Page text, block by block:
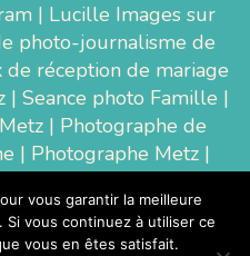
| Lucille Images sur
photo-journalisme de
de réception de mariage
| Seance photo Famille |
| Photographe de
| Photographe Metz |
Thionville|
Metz
vous garantir la meilleure
vous continuez à utiliser ce
vous en êtes satisfait.